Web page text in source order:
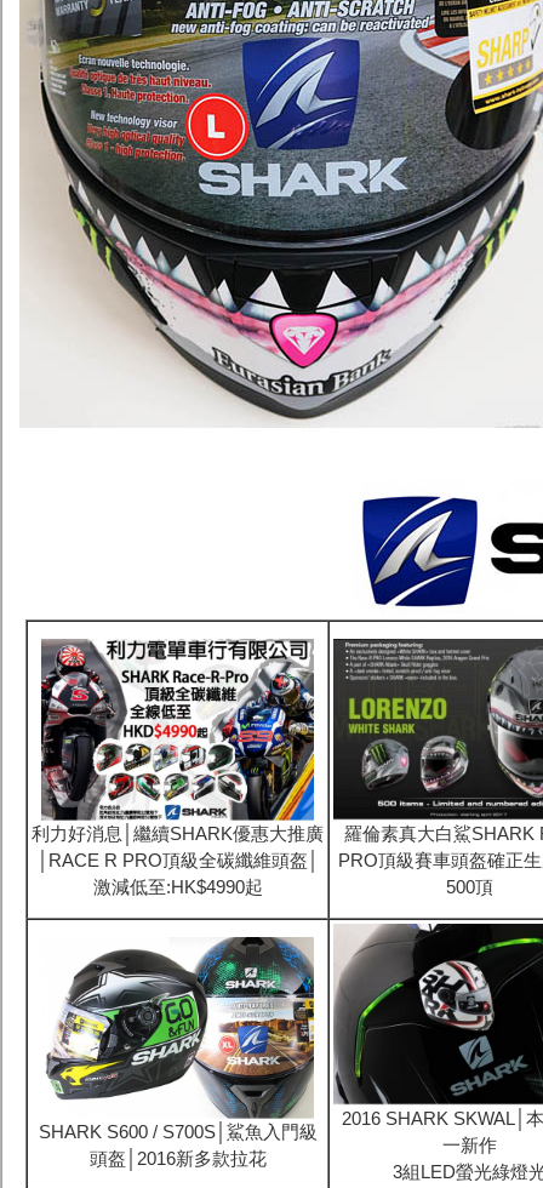
利力好消息│繼續SHARK優惠大推廣
│RACE R PRO頂級全碳纖維頭盔│
激減低至:HK$4990起
羅倫素真大白鯊SHARK
PRO頂級賽車頭盔確正
500頂
SHARK S600 / S700S│鯊魚入門級
頭盔│2016新多款拉花
2016 SHARK SKWAL│
一新作
3組LED螢光綠燈